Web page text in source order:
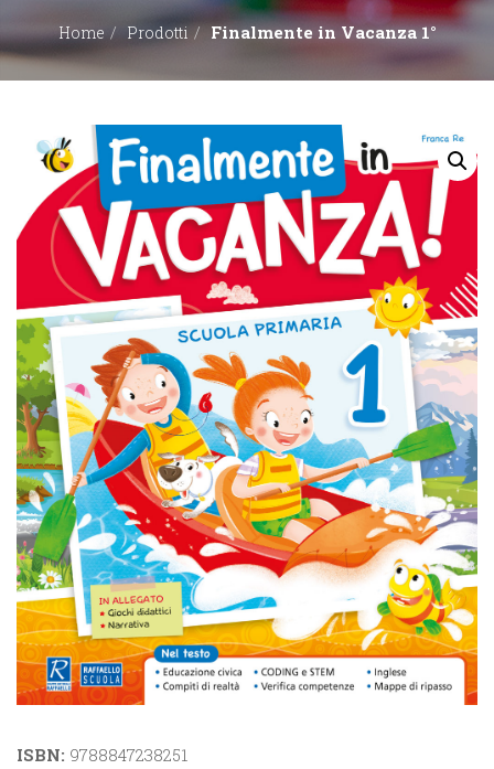
EDITORI
LIBRERIE
Home Prodotti Finalmente in Vacanza 1°
ISBN: 9788847238251